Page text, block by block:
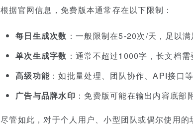
根据官网信息，免费版本通常存在以下限制：
每日生成次数 ：一般限制在5-20次/天，足以满
单次生成字数 ：通常不超过1000字，长文档需
高级功能 ：如批量处理、团队协作、API接口
广告与品牌水印 ：免费版可能在输出内容底部
尽管如此，对于个人用户、小型团队或偶尔使用